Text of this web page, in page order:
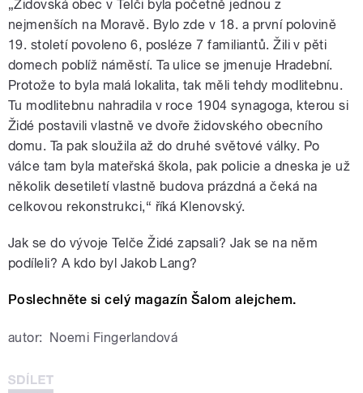
„Židovská obec v Telči byla početně jednou z
nejmenších na Moravě. Bylo zde v 18. a první polovině
19. století povoleno 6, posléze 7 familiantů. Žili v pěti
domech poblíž náměstí. Ta ulice se jmenuje Hradební.
Protože to byla malá lokalita, tak měli tehdy modlitebnu.
Tu modlitebnu nahradila v roce 1904 synagoga, kterou si
Židé postavili vlastně ve dvoře židovského obecního
domu. Ta pak sloužila až do druhé světové války. Po
válce tam byla mateřská škola, pak policie a dneska je už
několik desetiletí vlastně budova prázdná a čeká na
celkovou rekonstrukci,“ říká Klenovský.
Jak se do vývoje Telče Židé zapsali? Jak se na něm
podíleli? A kdo byl Jakob Lang?
Poslechněte si celý magazín Šalom alejchem.
autor: Noemi Fingerlandová